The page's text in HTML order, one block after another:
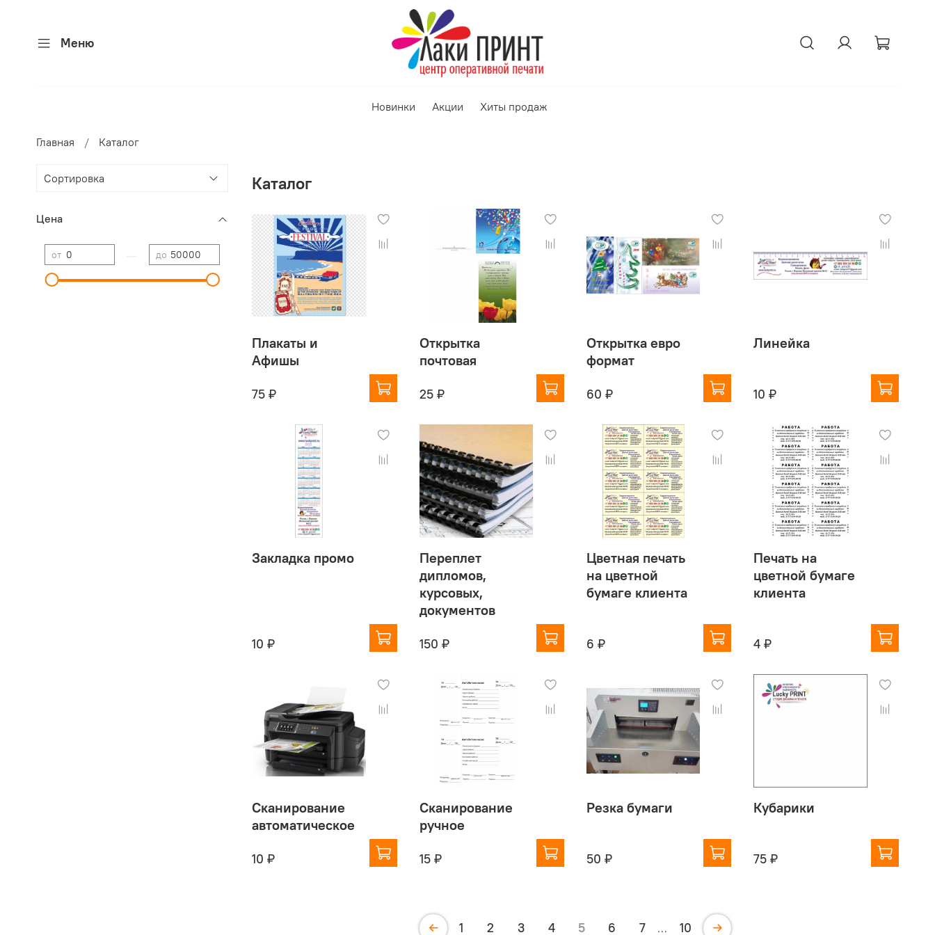
Меню
Новинки Акции Хиты продаж
Главная Каталог
Каталог
Плакаты и
Афишы
75 ₽
Открытка
почтовая
25 ₽
Открытка евро
формат
60 ₽
Линейка
10 ₽
Закладка промо
10 ₽
Переплет
дипломов,
курсовых,
документов
150 ₽
Цветная печать
на цветной
бумаге клиента
6 ₽
Печать на
цветной бумаге
клиента
4 ₽
Сканирование
автоматическое
10 ₽
Сканирование
ручное
15 ₽
Резка бумаги
50 ₽
Кубарики
75 ₽
1 2 3 4 5 6 7 … 10
Цена
от до